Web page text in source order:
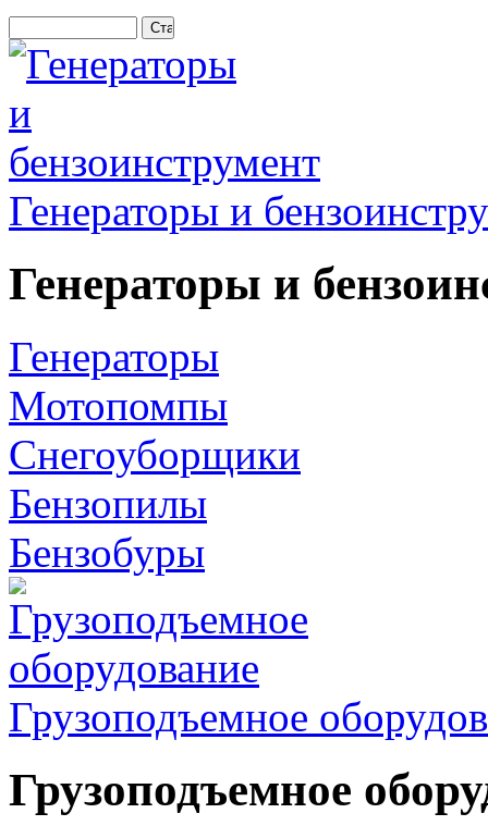
Генераторы и
Генераторы и
Генераторы
Мотопомпы
Снегоуборщики
Бензопилы
Бензобуры
Грузоподъемное
Грузоподъемное